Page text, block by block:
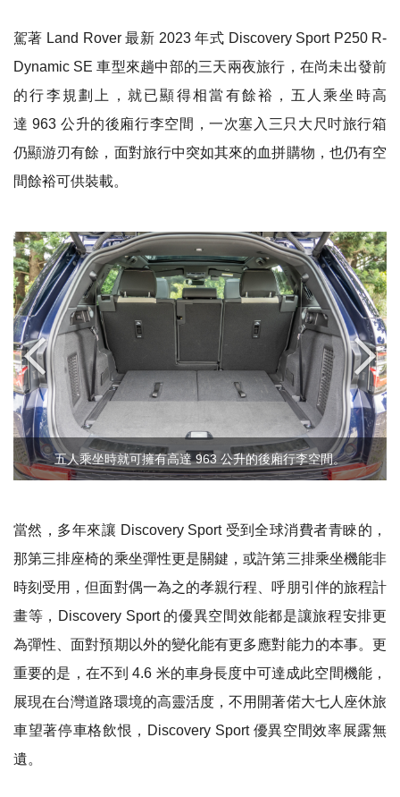
駕著 Land Rover最新 2023年式 Discovery Sport P250 R-
Dynamic SE車型來趟中部的三天兩夜旅行，在尚未出發前
的行李規劃上，就已顯得相當有餘裕，五人乘坐時高
達963 公升的後廂行李空間，一次塞入三只大尺吋旅行箱
仍顯游刃有餘，面對旅行中突如其來的血拼購物，也仍有空
間餘裕可供裝載。
五人乘坐時就可擁有高達 963 公升的後廂行李空間。
當然，多年來讓 Discovery Sport 受到全球消費者青睞的，
那第三排座椅的乘坐彈性更是關鍵，或許第三排乘坐機能非
時刻受用，但面對偶一為之的孝親行程、呼朋引伴的旅程計
畫等， Discovery Sport 的優異空間效能都是讓旅程安排更
為彈性、面對預期以外的變化能有更多應對能力的本事。更
重要的是，在不到4.6 米的車身長度中可達成此空間機能，
展現在台灣道路環境的高靈活度，不用開著偌大七人座休旅
車望著停車格飲恨， Discovery Sport 優異空間效率展露無
遺。